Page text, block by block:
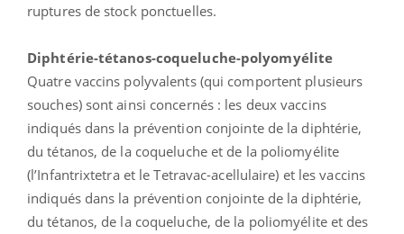
ruptures de stock ponctuelles.
Diphtérie-tétanos-coqueluche-polyomyélite
Quatre vaccins polyvalents (qui comportent plusieurs
souches) sont ainsi concernés : les deux vaccins
indiqués dans la prévention conjointe de la diphtérie,
du tétanos, de la coqueluche et de la poliomyélite
(l’Infantrixtetra et le Tetravac-acellulaire) et les vaccins
indiqués dans la prévention conjointe de la diphtérie,
du tétanos, de la coqueluche, de la poliomyélite et des